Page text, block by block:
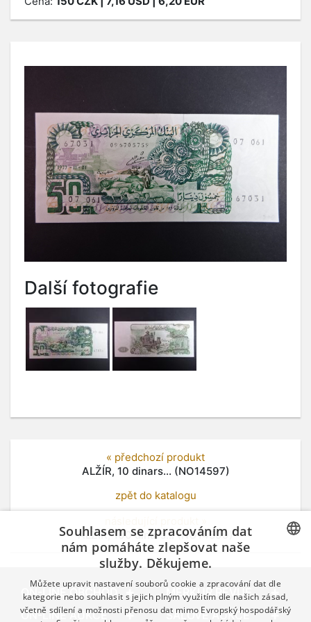
Další fotografie
« předchozí produkt
ALŽÍR, 10 dinars... (NO14597)
zpět do katalogu
ALŽÍR, 100 dinars... (NO14599)
ON-LINE OBCHOD
MERKUR REVUE
ON-LINE AUKCE
SÁLOVÉ AUKCE
GERMAN
ENGLISH
Souhlasem se zpracováním dat
nám pomáháte zlepšovat naše
služby. Děkujeme.
Můžete upravit nastavení souborů cookie a zpracování dat dle
kategorie nebo souhlasit s jejich plným využitím dle našich zásad,
včetně sdílení a možnosti přenosu dat mimo Evropský hospodářský